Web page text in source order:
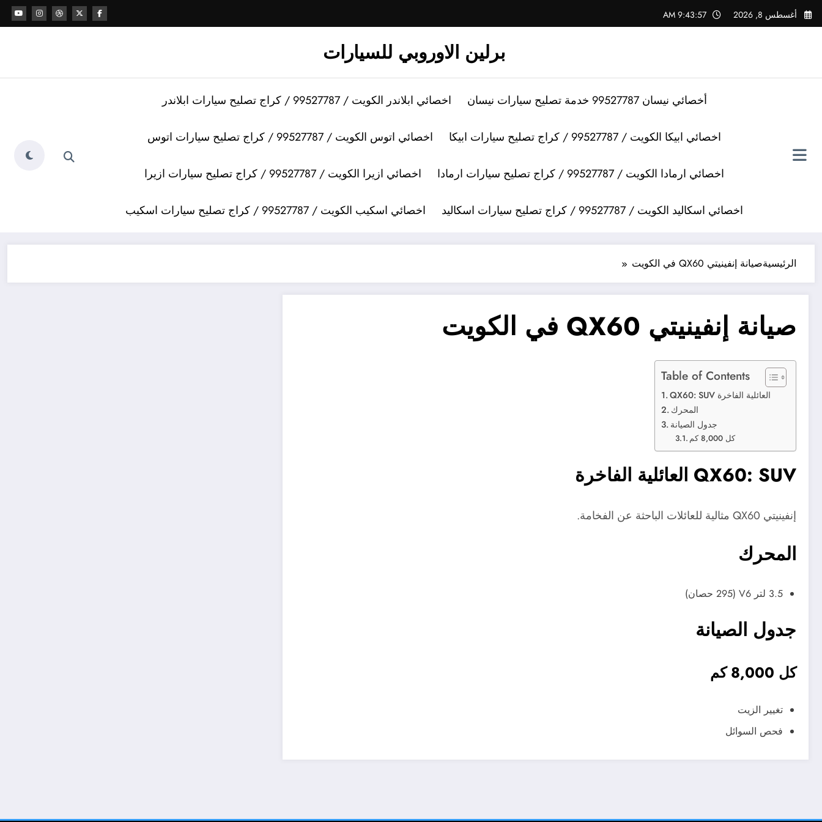
التجاوز
إلى
أغسطس 8, 2026 9:43:57 AM
برلين الاوروبي للسيارات
أخصائي نيسان 99527787 خدمة تصليح سيارات نيسان اخصائي ابلاندر الكويت / 99527787 / كراج تصليح سيارات ابلاندر
اخصائي ابيكا الكويت / 99527787 / كراج تصليح سيارات ابيكا اخصائي اتوس الكويت / 99527787 / كراج تصليح سيارات اتوس
اخصائي ارمادا الكويت / 99527787 / كراج تصليح سيارات ارمادا اخصائي ازيرا الكويت / 99527787 / كراج تصليح سيارات ازيرا
اخصائي اسكاليد الكويت / 99527787 / كراج تصليح سيارات اسكاليد اخصائي اسكيب الكويت / 99527787 / كراج تصليح سيارات اسكيب
الرئيسيةصيانة إنفينيتي QX60 في الكويت
صيانة إنفينيتي QX60 في الكويت
Table of Contents
QX60: SUV العائلية الفاخرة
المحرك
جدول الصيانة
كل 8,000 كم
QX60: SUV العائلية الفاخرة
إنفينيتي QX60 مثالية للعائلات الباحثة عن الفخامة.
المحرك
3.5 لتر V6 (295 حصان)
جدول الصيانة
كل 8,000 كم
تغيير الزيت
فحص السوائل